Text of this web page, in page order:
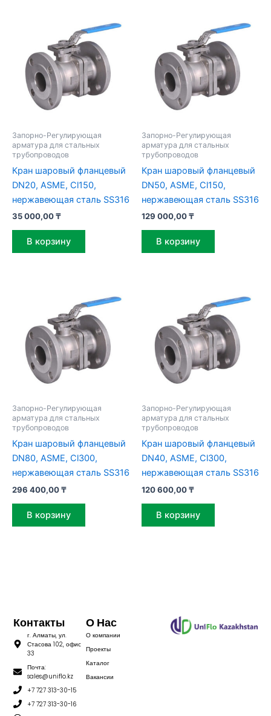
Запорно-Регулирующая
арматура для стальных
трубопроводов
Кран шаровый фланцевый
DN20, ASME, Cl150,
нержавеющая сталь SS316
35 000,00₸
В корзину
Запорно-Регулирующая
арматура для стальных
трубопроводов
Кран шаровый фланцевый
DN50, ASME, Cl150,
нержавеющая сталь SS316
129 000,00₸
В корзину
Запорно-Регулирующая
арматура для стальных
трубопроводов
Кран шаровый фланцевый
DN80, ASME, Cl300,
нержавеющая сталь SS316
296 400,00₸
В корзину
Запорно-Регулирующая
арматура для стальных
трубопроводов
Кран шаровый фланцевый
DN40, ASME, Cl300,
нержавеющая сталь SS316
120 600,00₸
В корзину
О Нас
О компании
Проекты
Каталог
Вакансии
Контакты
г. Алматы, ул.
Стасова 102, офис
33
Почта:
sales@uniflo.kz
+7 727 313-30-15
+7 727 313-30-16